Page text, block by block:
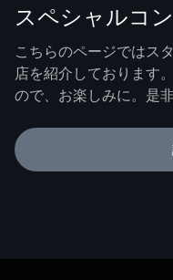
スペシャルコ
こちらのページではス
店を紹介しております
ので、お楽しみに。是